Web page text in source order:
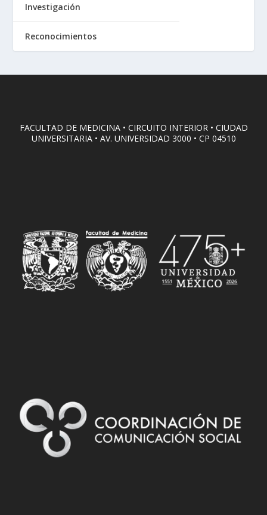
Investigación
Reconocimientos
FACULTAD DE MEDICINA • CIRCUITO INTERIOR • CIUDAD
UNIVERSITARIA • AV. UNIVERSIDAD 3000 • CP 04510